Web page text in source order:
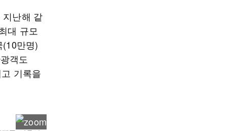
난해 같
대 규모
만명)
객도
기록을